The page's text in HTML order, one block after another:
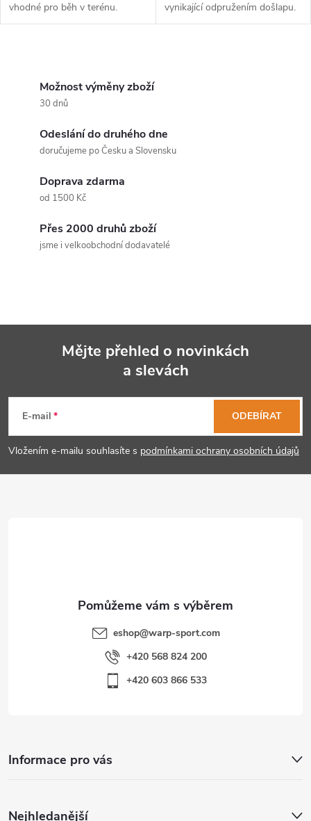
vhodné pro běh v terénu.
vynikající odpružením došlapu.
y
ý
p
Možnost výměny zboží
30 dnů
Odeslání do druhého dne
doručujeme po Česku a Slovensku
Doprava zdarma
od 1500 Kč
Přes 2000 druhů zboží
jsme i velkoobchodní dodavatelé
p
Mějte přehled o novinkách
a slevách
E-mail
Vložením e-mailu souhlasíte s podmínkami ochrany osobních údajů
ODEBÍRAT
eshop@warp-sport.com
+420 568 824 200
+420 603 866 533
Informace pro vás
Nejhledanější